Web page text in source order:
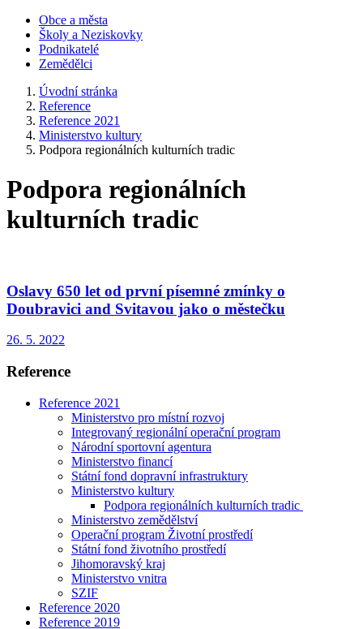
Obce a města
Školy a Neziskovky
Podnikatelé
Zemědělci
Úvodní stránka
Reference
Reference 2021
Ministerstvo kultury
Podpora regionálních kulturních tradic
Podpora regionálních
kulturních tradic
Oslavy 650 let od první písemné zmínky o
Doubravici and Svitavou jako o městečku
26. 5. 2022
Reference
Reference 2021
Ministerstvo pro místní rozvoj
Integrovaný regionální operační program
Národní sportovní agentura
Ministerstvo financí
Státní fond dopravní infrastruktury
Ministerstvo kultury
Podpora regionálních kulturních tradic
Ministerstvo zemědělství
Operační program Životní prostředí
Státní fond životního prostředí
Jihomoravský kraj
Ministerstvo vnitra
SZIF
Reference 2020
Reference 2019